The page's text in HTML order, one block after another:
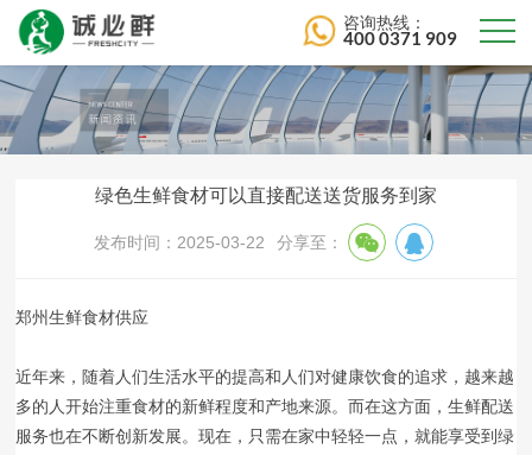
咨询热线：
400 0371 909
绿色生鲜食材可以直接配送送货服务到家
发布时间：2025-03-22 分享至：
郑州生鲜食材供应
近年来，随着人们生活水平的提高和人们对健康饮食的追求，越来越
多的人开始注重食材的新鲜程度和产地来源。而在这方面，生鲜配送
服务也在不断创新发展。现在，只需在家中轻轻一点，就能享受到绿